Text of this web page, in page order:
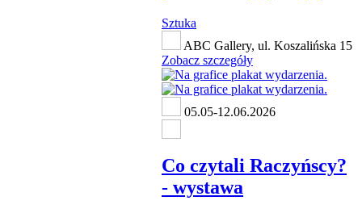
Sztuka
ABC Gallery, ul. Koszalińska 15
Zobacz szczegóły
05.05-12.06.2026
Co czytali Raczyńscy?
- wystawa